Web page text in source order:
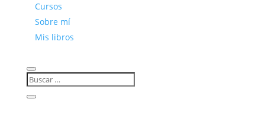
Cursos
Sobre mí
Mis libros